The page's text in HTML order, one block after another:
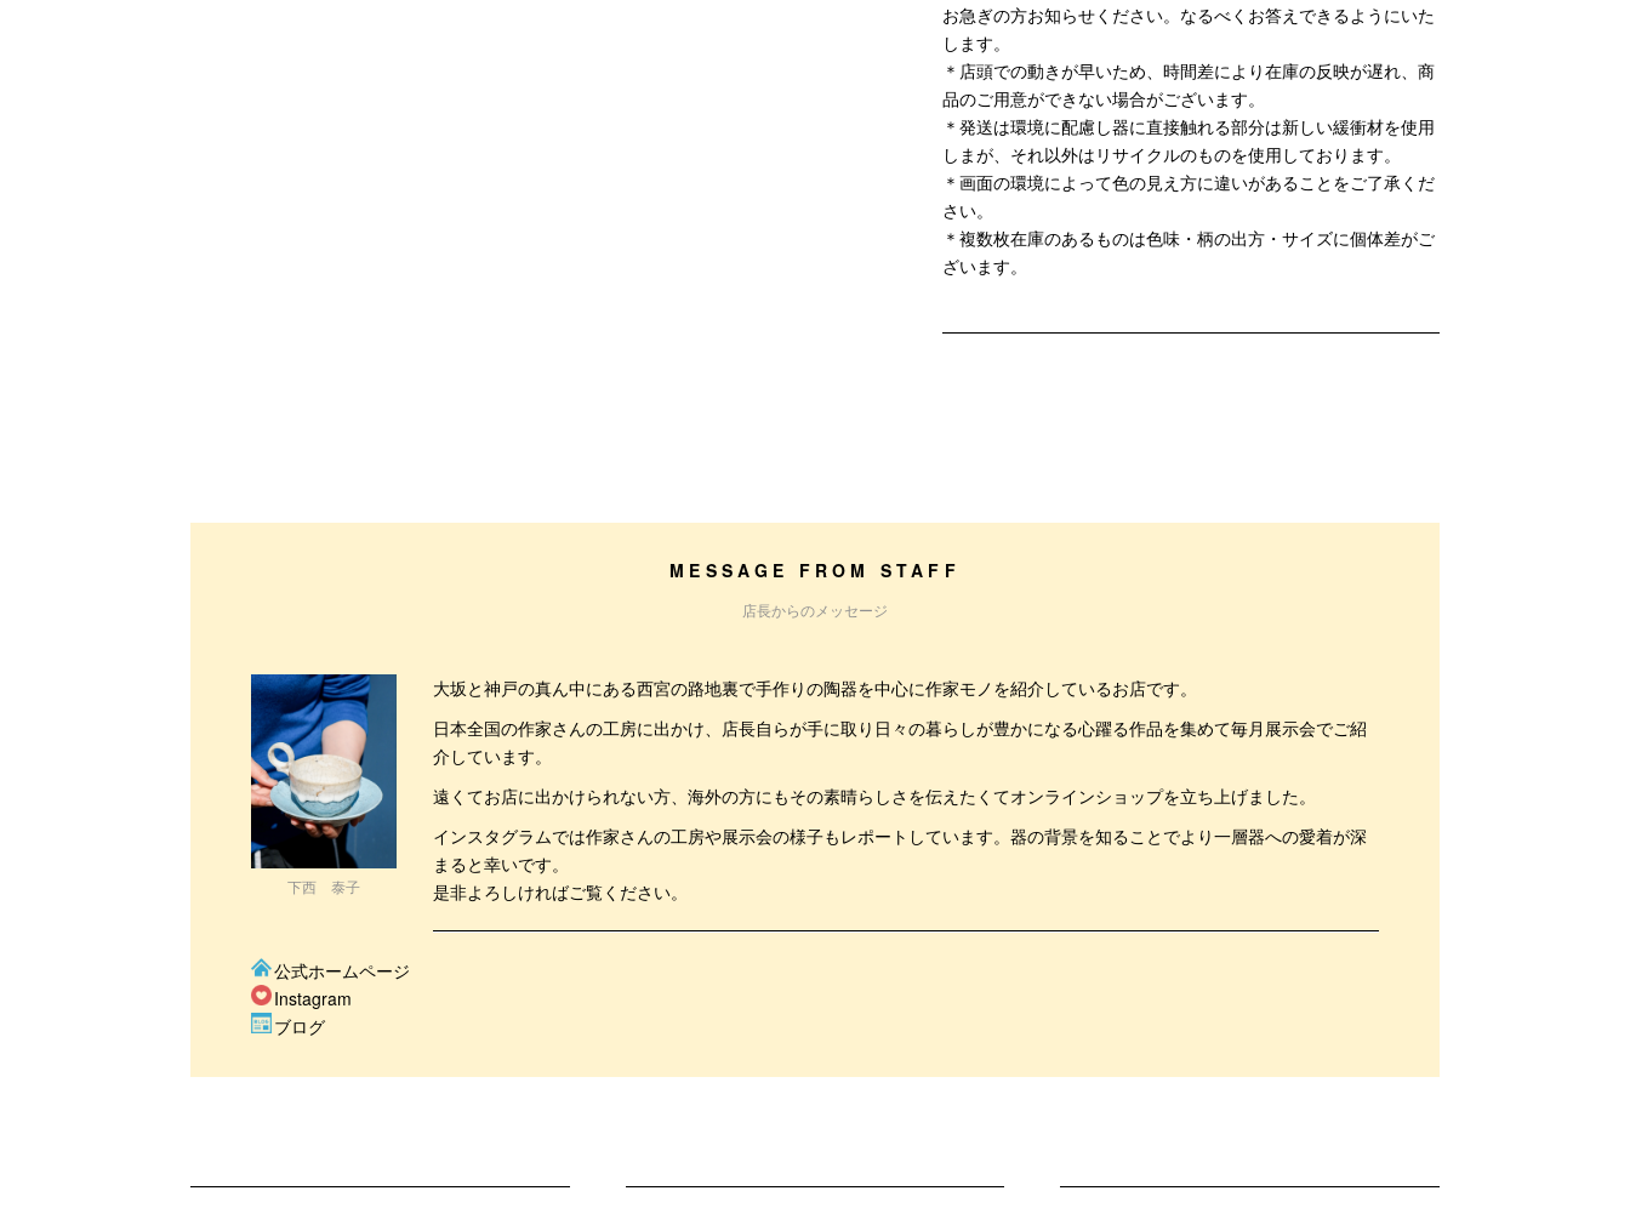
お急ぎの方お知らせください。なるべくお答えできるようにいた
します。
＊店頭での動きが早いため、時間差により在庫の反映が遅れ、商
品のご用意ができない場合がございます。
＊発送は環境に配慮し器に直接触れる部分は新しい緩衝材を使用
しまが、それ以外はリサイクルのものを使用しております。
＊画面の環境によって色の見え方に違いがあることをご了承くだ
さい。
＊複数枚在庫のあるものは色味・柄の出方・サイズに個体差がご
ざいます。
MESSAGE FROM STAFF
店長からのメッセージ
下西 泰子
大坂と神戸の真ん中にある西宮の路地裏で手作りの陶器を中心に作家モノを紹介しているお店です。
日本全国の作家さんの工房に出かけ、店長自らが手に取り日々の暮らしが豊かになる心躍る作品を集めて毎月展示会でご紹
介しています。
遠くてお店に出かけられない方、海外の方にもその素晴らしさを伝えたくてオンラインショップを立ち上げました。
インスタグラムでは作家さんの工房や展示会の様子もレポートしています。器の背景を知ることでより一層器への愛着が深
まると幸いです。
是非よろしければご覧ください。
公式ホームページ
Instagram
ブログ